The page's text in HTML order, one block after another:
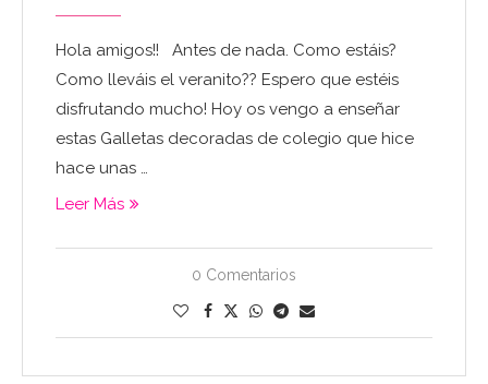
Hola amigos!! Antes de nada. Como estáis?
Como lleváis el veranito?? Espero que estéis
disfrutando mucho! Hoy os vengo a enseñar
estas Galletas decoradas de colegio que hice
hace unas …
Leer Más
0 Comentarios